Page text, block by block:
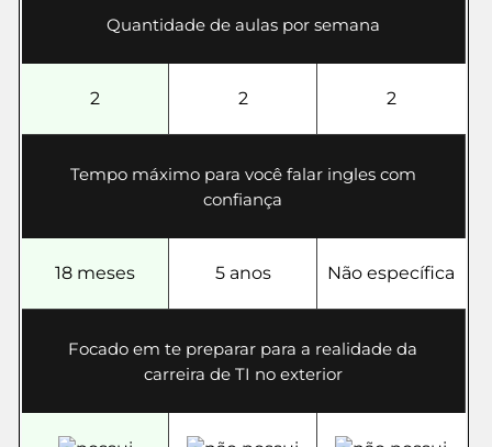
Quantidade de aulas por semana
2 2 2
Tempo máximo para você falar ingles com
confiança
18 meses 5 anos Não específica
Focado em te preparar para a realidade da
carreira de TI no exterior